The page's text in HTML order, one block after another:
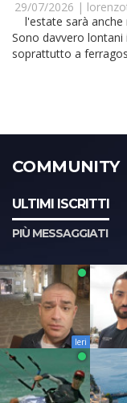
29/07/2026 |
Sono davvero
soprattutto a
COMMUNITY
ULTIMI ISCRITTI
PIÙ MESSAGGIATI
Ieri